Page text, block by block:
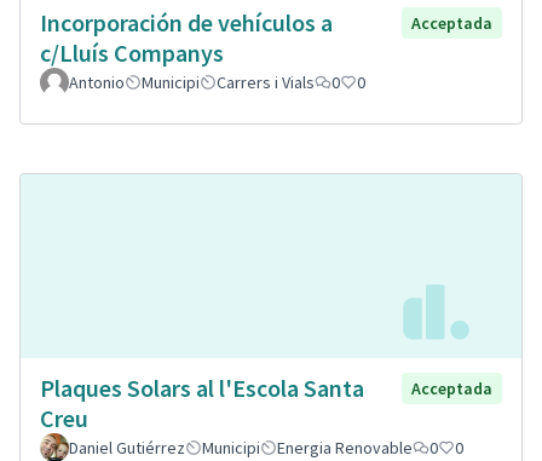
Incorporación de vehículos a
c/Lluís Companys
Acceptada
Antonio Municipi Carrers i Vials 0 0
Plaques Solars al l'Escola Santa
Creu
Acceptada
Daniel Gutiérrez Municipi Energia Renovable 0 0